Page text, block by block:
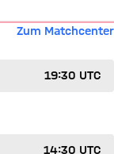
Zum Matchcenter
19:30 UTC
14:30 UTC